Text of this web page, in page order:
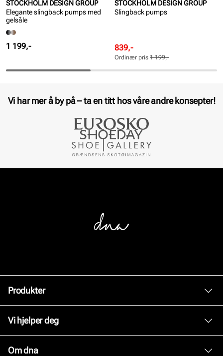
STOCKHOLM DESIGN GROUP
Elegante slingback pumps med
gelsåle
Pris
1 199,-
STOCKHOLM DESIGN GROUP
Slingback pumps
Rabattert
pris
Pris
839,-
Ordinær
pris
Pris
Ordinær pris 1 199,-
Vi har mer å by på – ta en titt hos våre andre konsepter!
Produkter
Tilbehør
Vi hjelper deg
Om dna